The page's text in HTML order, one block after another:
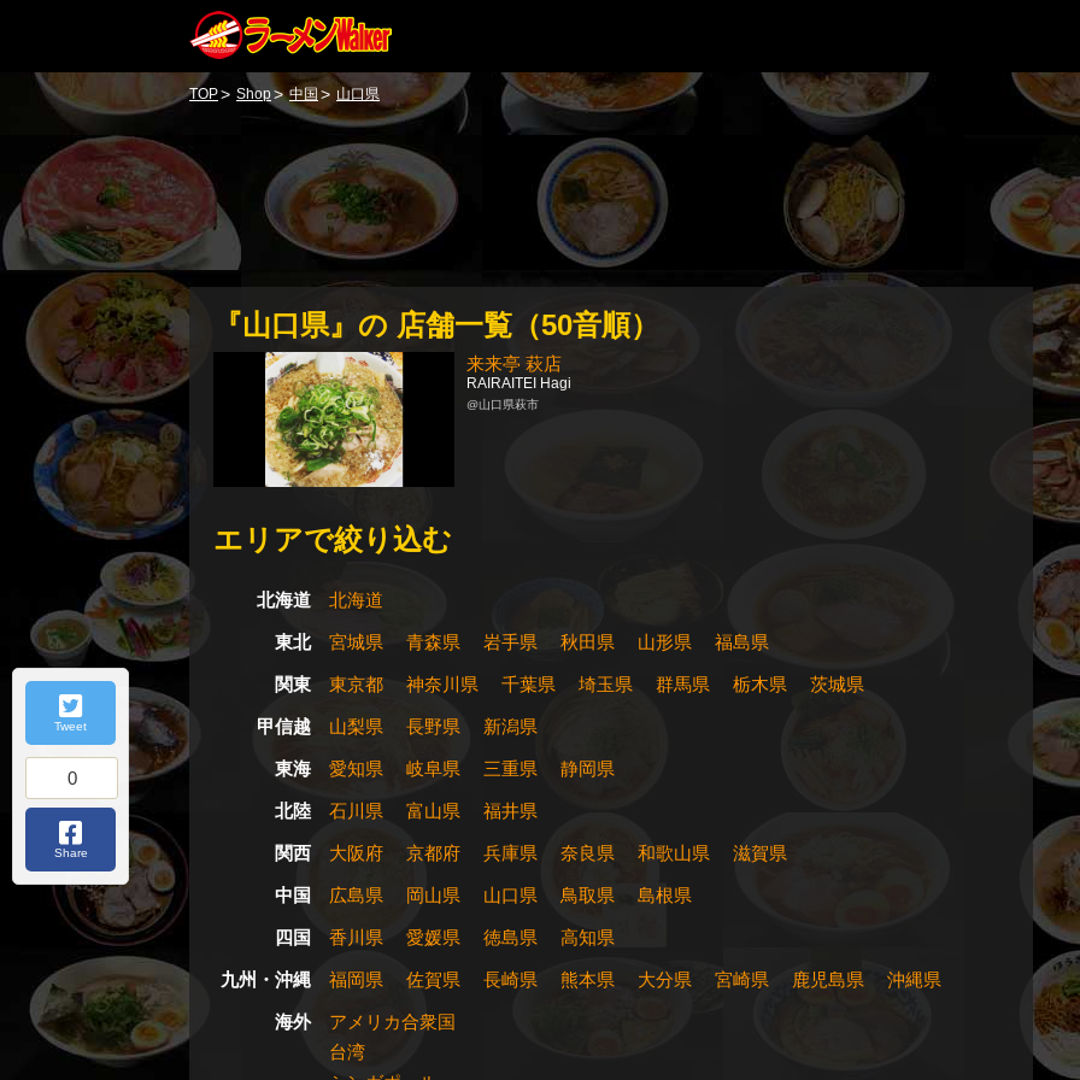
TOP> Shop> 中国 > 山口県
『山口県』の 店舗一覧 （50音順）
来来亭 萩店
RAIRAITEI Hagi
@山口県萩市
エリアで絞り込む
北海道 北海道
東北 宮城県 青森県 岩手県 秋田県 山形県 福島県
関東 東京都 神奈川県 千葉県 埼玉県 群馬県 栃木県 茨城県
甲信越 山梨県 長野県 新潟県
東海 愛知県 岐阜県 三重県 静岡県
北陸 石川県 富山県 福井県
関西 大阪府 京都府 兵庫県 奈良県 和歌山県 滋賀県
中国 広島県 岡山県 山口県 鳥取県 島根県
四国 香川県 愛媛県 徳島県 高知県
九州・沖縄 福岡県 佐賀県 長崎県 熊本県 大分県 宮崎県 鹿児島県 沖縄県
海外
アメリカ合衆国
台湾
Tweet
0
Share